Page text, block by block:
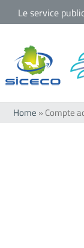
Passer
contenu
Le service
Home »Compte